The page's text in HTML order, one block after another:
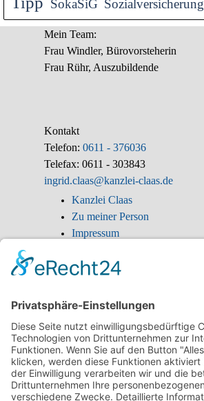
SokaSiG Sozialversicherung
Mein Team:
Frau Windler, Bürovorsteherin
Frau Rühr, Auszubildende
Kontakt
Telefon: 0611 - 376036
Telefax: 0611 - 303843
ingrid.claas@kanzlei-claas.de
Kanzlei Claas
Zu meiner Person
Impressum
Ingrid Claas
SOKA-BAU
Sozialrecht
Arbeitsunfall
Berufskrankheit 2108